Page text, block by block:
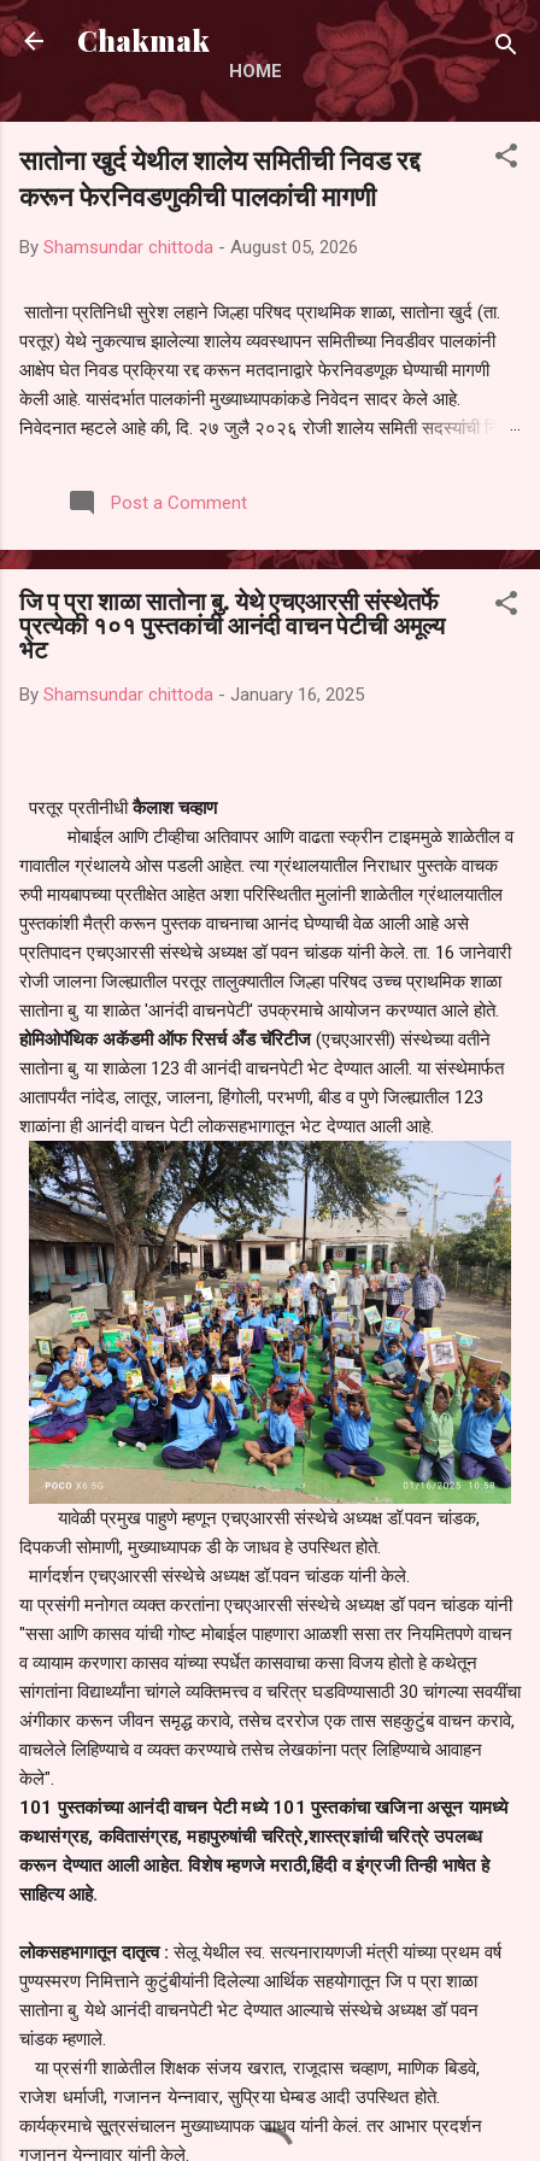
Skip to main content
Chakmak
HOME
सातोना खुर्द येथील शालेय समितीची निवड रद्द
करून फेरनिवडणुकीची पालकांची मागणी
By Shamsundar chittoda - August 05, 2026
सातोना प्रतिनिधी सुरेश लहाने जिल्हा परिषद प्राथमिक शाळा, सातोना खुर्द (ता.
परतूर) येथे नुकत्याच झालेल्या शालेय व्यवस्थापन समितीच्या निवडीवर पालकांनी
आक्षेप घेत निवड प्रक्रिया रद्द करून मतदानाद्वारे फेरनिवडणूक घेण्याची मागणी
केली आहे. यासंदर्भात पालकांनी मुख्याध्यापकांकडे निवेदन सादर केले आहे.
निवेदनात म्हटले आहे की, दि. २७ जुलै २०२६ रोजी शालेय समिती सदस्यांची निवड
पालकांना देण्यात आली नसल्याने मोठ्या संख्येने पालक बैठकीस उपस्थित राहू शकले
नाहीत. तसेच सर्व पालकांना विश्वासात न घेता निवड प्रक्रिया पूर्ण करण्यात
करण्यात यावी आणि सर्व पालकांच्या उपस्थितीत मतदान पद्धतीने शालेय समितीची
फेरनिवडणूक घेण्यात यावी, अशी मागणी पालकांनी केली आहे. या निवेदनाच्या प्रती
जिल्हा शिक्षण अधिकारी (प्राथमिक), जालना तसेच तालुका शिक्षण अधिकारी,
परतूर यांनाही पाठविण्यात आल्या असून प्रशासन याबाबत काय निर्णय घेते, याकडे
पालकांचे लक्ष लागले आहे. या न...
Post a Comment
जि प प्रा शाळा सातोना बु. येथे एचएआरसी संस्थेतर्फे
प्रत्येकी १०१ पुस्तकांची आनंदी वाचन पेटीची अमूल्य
भेट
By Shamsundar chittoda - January 16, 2025
परतूर प्रतीनीधीकैलाश चव्हाण
मोबाईल आणि टीव्हीचा अतिवापर आणि वाढता स्क्रीन टाइममुळे शाळेतील व
गावातील ग्रंथालये ओस पडली आहेत. त्या ग्रंथालयातील निराधार पुस्तके वाचक
रुपी मायबापच्या प्रतीक्षेत आहेत अशा परिस्थितीत मुलांनी शाळेतील ग्रंथालयातील
पुस्तकांशी मैत्री करून पुस्तक वाचनाचा आनंद घेण्याची वेळ आली आहे असे
प्रतिपादन एचएआरसी संस्थेचे अध्यक्ष डॉ पवन चांडक यांनी केले. ता. 16 जानेवारी
रोजी जालना जिल्ह्यातील परतूर तालुक्यातील जिल्हा परिषद उच्च प्राथमिक शाळा
सातोना बु. या शाळेत 'आनंदी वाचनपेटी' उपक्रमाचे आयोजन करण्यात आले होते.
होमिओपॅथिक अकॅडमी ऑफ रिसर्च अँड चॅरिटीज(एचएआरसी) संस्थेच्या वतीने
सातोना बु. या शाळेला 123 वी आनंदी वाचनपेटी भेट देण्यात आली. या संस्थेमार्फत
आतापर्यंत नांदेड, लातूर, जालना, हिंगोली, परभणी, बीड व पुणे जिल्ह्यातील 123
शाळांना ही आनंदी वाचन पेटी लोकसहभागातून भेट देण्यात आली आहे.
यावेळी प्रमुख पाहुणे म्हणून एचएआरसी संस्थेचे अध्यक्ष डॉ.पवन चांडक,
दिपकजी सोमाणी, मुख्याध्यापक डी के जाधव हे उपस्थित होते.
मार्गदर्शन एचएआरसी संस्थेचे अध्यक्ष डॉ.पवन चांडक यांनी केले.
या प्रसंगी मनोगत व्यक्त करतांना एचएआरसी संस्थेचे अध्यक्ष डॉ पवन चांडक यांनी
"ससा आणि कासव यांची गोष्ट मोबाईल पाहणारा आळशी ससा तर नियमितपणे वाचन
व व्यायाम करणारा कासव यांच्या स्पर्धेत कासवाचा कसा विजय होतो हे कथेतून
सांगतांना विद्यार्थ्यांना चांगले व्यक्तिमत्त्व व चरित्र घडविण्यासाठी 30 चांगल्या सवयींचा
अंगीकार करून जीवन समृद्ध करावे, तसेच दररोज एक तास सहकुटुंब वाचन करावे,
वाचलेले लिहिण्याचे व व्यक्त करण्याचे तसेच लेखकांना पत्र लिहिण्याचे आवाहन
केले".
101 पुस्तकांच्या आनंदी वाचन पेटी मध्ये 101 पुस्तकांचा खजिना असून यामध्ये
कथासंग्रह, कवितासंग्रह, महापुरुषांची चरित्रे,शास्त्रज्ञांची चरित्रे उपलब्ध
करून देण्यात आली आहेत. विशेष म्हणजे मराठी,हिंदी व इंग्रजी तिन्ही भाषेत हे
साहित्य आहे.
लोकसहभागातून दातृत्व : सेलू येथील स्व. सत्यनारायणजी मंत्री यांच्या प्रथम वर्ष
पुण्यस्मरण निमित्ताने कुटुंबीयांनी दिलेल्या आर्थिक सहयोगातून जि प प्रा शाळा
सातोना बु. येथे आनंदी वाचनपेटी भेट देण्यात आल्याचे संस्थेचे अध्यक्ष डॉ पवन
चांडक म्हणाले.
या प्रसंगी शाळेतील शिक्षक संजय खरात, राजूदास चव्हाण, माणिक बिडवे,
राजेश धर्माजी, गजानन येन्नावार, सुप्रिया घेम्बड आदी उपस्थित होते.
कार्यक्रमाचे सू्त्रसंचालन मुख्याध्यापक जाधव यांनी केलं. तर आभार प्रदर्शन
गजानन येन्नावार यांनी केले.